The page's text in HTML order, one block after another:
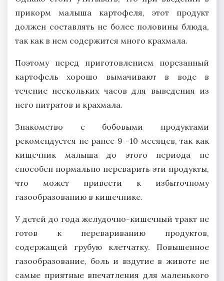
прикорм малыша картофеля, этот продукт
должен составлять не более половины блюда,
так как в нем содержится много крахмала.
Поэтому перед приготовлением порезанный
картофель хорошо вымачивают в воде в
течение нескольких часов для выведения из
него нитратов и крахмала.
Знакомство с бобовыми продуктами
рекомендуется не ранее 9 -10 месяцев, так как
кишечник малыша до этого периода не
способен нормально переварить эти продукты,
что может привести к избыточному
газообразованию в кишечнике.
У детей до года желудочно-кишечный тракт не
готов к перевариванию продуктов,
содержащей грубую клетчатку. Повышенное
газообразование, боль и вздутие в животе не
самые приятные впечатления для маленького